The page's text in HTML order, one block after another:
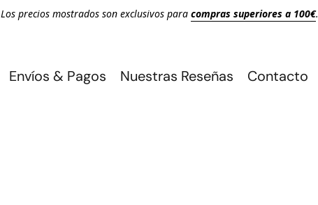
Los precios mostrados son exclusivos para compras superiores a 100€.
Envíos & Pagos Nuestras Reseñas Contacto